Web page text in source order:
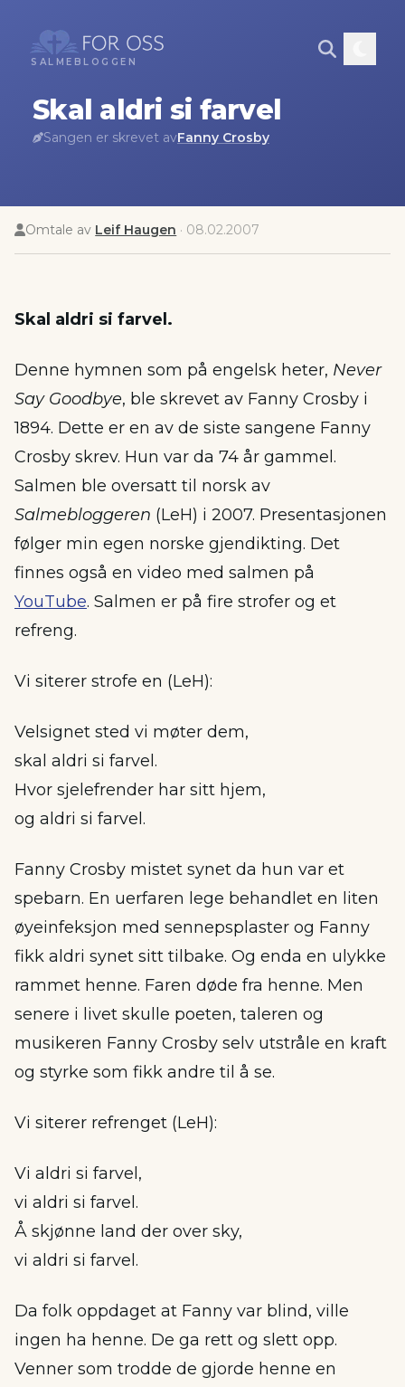
SALMEBLOGGEN
Skal aldri si farvel
Sangen er skrevet avFanny Crosby
Omtale av Leif Haugen · 08.02.2007
Skal aldri si farvel.
Denne hymnen som på engelsk heter, Never
Say Goodbye, ble skrevet av Fanny Crosby i
1894. Dette er en av de siste sangene Fanny
Crosby skrev. Hun var da 74 år gammel.
Salmen ble oversatt til norsk av
Salmebloggeren (LeH) i 2007. Presentasjonen
følger min egen norske gjendikting. Det
finnes også en video med salmen på
YouTube. Salmen er på fire strofer og et
refreng.
Vi siterer strofe en (LeH):
Velsignet sted vi møter dem,
skal aldri si farvel.
Hvor sjelefrender har sitt hjem,
og aldri si farvel.
Fanny Crosby mistet synet da hun var et
spebarn. En uerfaren lege behandlet en liten
øyeinfeksjon med sennepsplaster og Fanny
fikk aldri synet sitt tilbake. Og enda en ulykke
rammet henne. Faren døde fra henne. Men
senere i livet skulle poeten, taleren og
musikeren Fanny Crosby selv utstråle en kraft
og styrke som fikk andre til å se.
Vi siterer refrenget (LeH):
Vi aldri si farvel,
vi aldri si farvel.
Å skjønne land der over sky,
vi aldri si farvel.
Da folk oppdaget at Fanny var blind, ville
ingen ha henne. De ga rett og slett opp.
Venner som trodde de gjorde henne en